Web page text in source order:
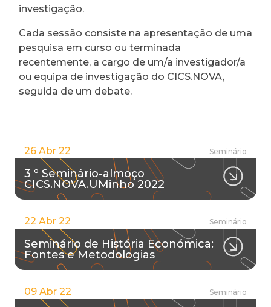
investigação.
Cada sessão consiste na apresentação de uma
pesquisa em curso ou terminada
recentemente, a cargo de um/a investigador/a
ou equipa de investigação do CICS.NOVA,
seguida de um debate.
26 Abr 22 Seminário
3 º Seminário-almoço
CICS.NOVA.UMinho 2022
22 Abr 22 Seminário
Seminário de História Económica:
Fontes e Metodologias
09 Abr 22 Seminário